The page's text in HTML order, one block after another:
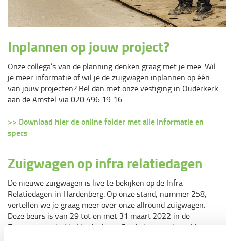
Inplannen op jouw project?
Onze collega’s van de planning denken graag met je mee. Wil
je meer informatie of wil je de zuigwagen inplannen op één
van jouw projecten? Bel dan met onze vestiging in Ouderkerk
aan de Amstel via 020 496 19 16.
>> Download hier de online folder met alle informatie en
specs
Zuigwagen op infra relatiedagen
De nieuwe zuigwagen is live te bekijken op de Infra
Relatiedagen in Hardenberg. Op onze stand, nummer 258,
vertellen we je graag meer over onze allround zuigwagen.
Deze beurs is van 29 tot en met 31 maart 2022 in de
Evenementenhal in Hardenberg. Gratis kaarten bestel je